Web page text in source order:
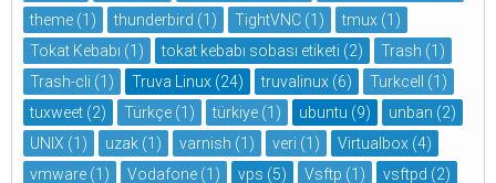
theme (1) thunderbird (1) TightVNC (1) tmux (1)
Tokat Kebabı (1) tokat kebabı sobası etiketi (2) Trash (1)
Trash-cli (1) Truva Linux (24) truvalinux (6) Turkcell
(1)
tuxweet (2) Türkçe (1) türkiye (1) ubuntu (9) unban (2)
UNIX (1) uzak (1) varnish (1) veri (1) Virtualbox (4)
vmware (1) Vodafone (1) vps (5) Vsftp (1) vsftpd (2)